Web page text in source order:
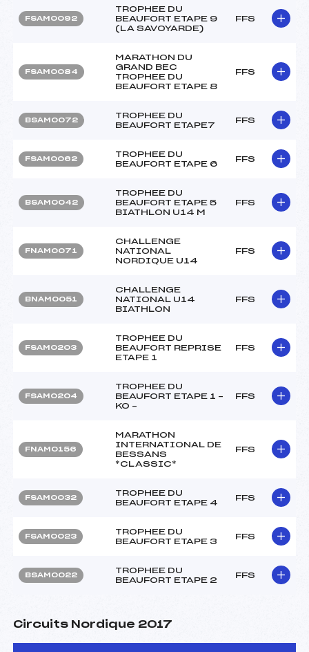
FSAM0092
TROPHEE DU
BEAUFORT ETAPE 9
(LA SAVOYARDE)
FFS
FSAM0084
MARATHON DU
GRAND BEC
TROPHEE DU
BEAUFORT ETAPE 8
FFS
BSAM0072
TROPHEE DU
BEAUFORT ETAPE7
FFS
FSAM0062
TROPHEE DU
BEAUFORT ETAPE 6
FFS
BSAM0042
TROPHEE DU
BEAUFORT ETAPE 5
BIATHLON U14 M
FFS
FNAM0071
CHALLENGE
NATIONAL
NORDIQUE U14
FFS
BNAM0051
CHALLENGE
NATIONAL U14
BIATHLON
FFS
FSAM0203
TROPHEE DU
BEAUFORT REPRISE
ETAPE 1
FFS
FSAM0204
TROPHEE DU
BEAUFORT ETAPE 1 –
KO –
FFS
FNAM0156
MARATHON
INTERNATIONAL DE
BESSANS
*CLASSIC*
FFS
FSAM0032
TROPHEE DU
BEAUFORT ETAPE 4
FFS
FSAM0023
TROPHEE DU
BEAUFORT ETAPE 3
FFS
BSAM0022
TROPHEE DU
BEAUFORT ETAPE 2
FFS
Circuits Nordique 2017